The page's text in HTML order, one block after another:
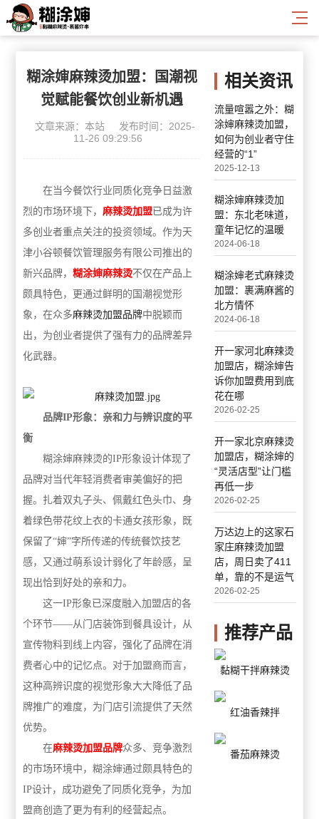
糊涂婶麻辣烫加盟：国潮视
觉赋能餐饮创业新机遇
文章来源：本站
发布时间：2025-
11-26 09:29:56
在当今餐饮行业同质化竞争日益激
烈的市场环境下，麻辣烫加盟已成为许
多创业者重点关注的投资领域。作为天
津小谷顿餐饮管理服务有限公司推出的
新兴品牌，糊涂婶麻辣烫不仅在产品上
颇具特色，更通过鲜明的国潮视觉形
象，在众多麻辣烫加盟品牌中脱颖而
出，为创业者提供了强有力的品牌差异
化武器。
品牌IP形象：亲和力与辨识度的平
衡
糊涂婶麻辣烫的IP形象设计体现了
品牌对当代年轻消费者审美偏好的把
握。扎着双丸子头、佩戴红色头巾、身
着绿色带花纹上衣的卡通女孩形象，既
保留了“婶”字所传递的传统餐饮技艺
感，又通过萌系设计弱化了年龄感，呈
现出恰到好处的亲和力。
这一IP形象已深度融入加盟店的各
个环节——从门店装饰到餐具设计，从
宣传物料到线上内容，强化了品牌在消
费者心中的记忆点。对于加盟商而言，
这种高辨识度的视觉形象大大降低了品
牌推广的难度，为门店引流提供了天然
优势。
在麻辣烫加盟品牌众多、竞争激烈
的市场环境中，糊涂婶通过颇具特色的
IP设计，成功避免了同质化竞争，为加
盟商创造了更为有利的经营起点。
相关资讯
流量喧嚣之外：糊
涂婶麻辣烫加盟，
如何为创业者守住
经营的“1”
2025-12-13
糊涂婶麻辣烫加
盟：东北老味道，
童年记忆的温暖
2024-06-18
糊涂婶老式麻辣烫
加盟：裹满麻酱的
北方情怀
2024-06-18
开一家河北麻辣烫
加盟店，糊涂婶告
诉你加盟费用到底
花在哪
2026-02-25
开一家北京麻辣烫
加盟店，糊涂婶的
“灵活店型”让门槛
再低一步
2026-02-25
万达边上的这家石
家庄麻辣烫加盟
店，周日卖了411
单，靠的不是运气
2026-02-25
推荐产品
黏糊干拌麻辣烫
红油香辣拌
番茄麻辣烫